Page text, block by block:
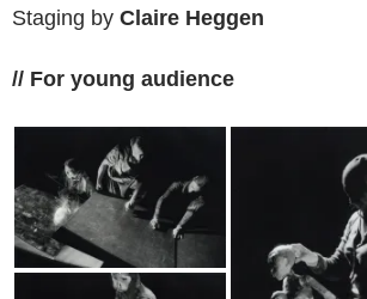
Staging by Claire Heggen
// For young audience